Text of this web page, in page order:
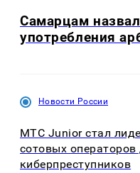
Самарцам
употребления
Новости России
МТС Junior стал
сотовых
киберпреступников